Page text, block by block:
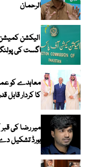
الرحمان
اگست کی
معاہدے کو
کا کردار قابل
میر رضا کی
بورڈ تشکیل